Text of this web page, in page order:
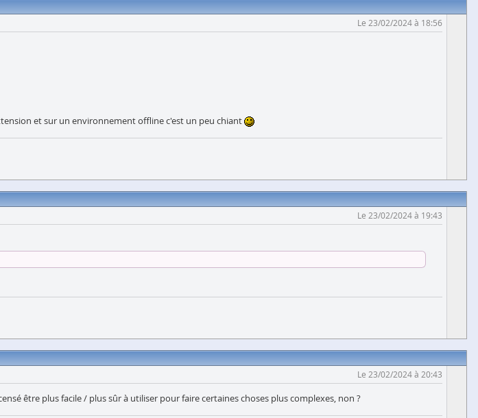
Le 23/02/2024 à 18:56
et sur un environnement offline c'est un peu chiant
Le 23/02/2024 à 19:43
Le 23/02/2024 à 20:43
être plus facile / plus sûr à utiliser pour faire certaines choses plus complexes, non ?